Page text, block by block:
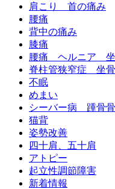
肩こり 首の痛み
腰痛
背中の痛み
膝痛
腰痛 ヘルニア 坐
脊柱管狭窄症 坐
不眠
めまい
シーバー病 踵骨
猫背
姿勢改善
四十肩、五十肩
アトピー
起立性調節障害
新着情報